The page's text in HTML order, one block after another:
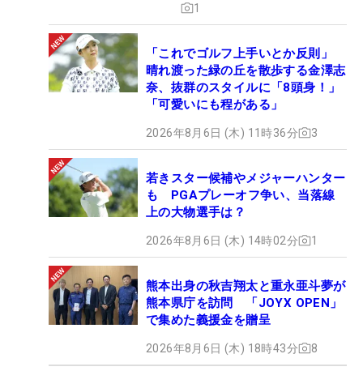
1
「これでゴルフ上手いとか反則」
晴れ渡った緑の丘を散歩する金澤志
奈、抜群のスタイルに「8頭身！」
「可愛いにも程がある」
2026年8月6日 (木) 11時36分 3
若きスター候補やメジャーハンター
も PGAプレーオフ争い、当落線
上の大物選手は？
2026年8月6日 (木) 14時02分 1
熊本出身の秋吉翔太と重永亜斗夢が
熊本県庁を訪問 「JOYX OPEN」
で集めた義援金を贈呈
2026年8月6日 (木) 18時43分 8